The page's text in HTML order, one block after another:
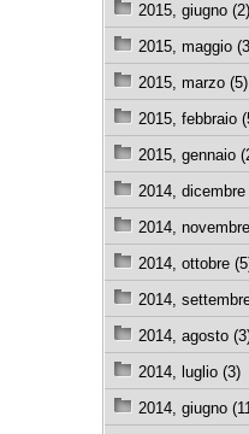
2015, giugno (2)
2015, maggio
2015, marzo (5)
2015, febbraio
2015, gennaio
2014, dicembre
2014,
2014, ottobre
2014,
2014, agosto
2014, luglio (3)
2014, giugno